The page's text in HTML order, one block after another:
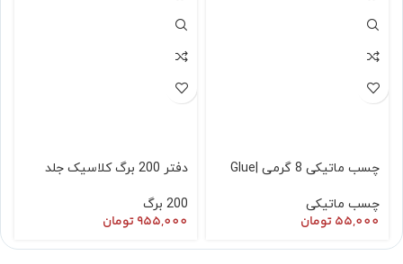
چسب ماتیکی 8 گرمی |Glue
چسب ماتیکی
55,000تومان
دفتر 200 برگ کلاسیک جلد
200 برگ
955,000تومان